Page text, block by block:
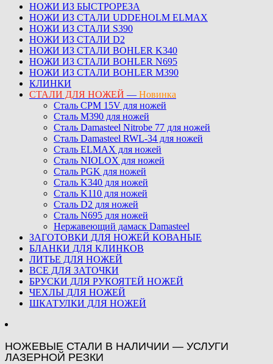
НОЖИ ИЗ БЫСТРОРЕЗА
НОЖИ ИЗ СТАЛИ UDDEHOLM ELMAX
НОЖИ ИЗ СТАЛИ S390
НОЖИ ИЗ СТАЛИ D2
НОЖИ ИЗ СТАЛИ BOHLER K340
НОЖИ ИЗ СТАЛИ BOHLER N695
НОЖИ ИЗ СТАЛИ BOHLER M390
КЛИНКИ
СТАЛИ ДЛЯ НОЖЕЙ — Новинка
Сталь CPM 15V для ножей
Сталь M390 для ножей
Сталь Damasteel Nitrobe 77 для ножей
Сталь Damasteel RWL-34 для ножей
Сталь ELMAX для ножей
Сталь NIOLOX для ножей
Сталь PGK для ножей
Сталь K340 для ножей
Сталь K110 для ножей
Сталь D2 для ножей
Сталь N695 для ножей
Нержавеющий дамаск Damasteel
ЗАГОТОВКИ ДЛЯ НОЖЕЙ КОВАНЫЕ
БЛАНКИ ДЛЯ КЛИНКОВ
ЛИТЬЕ ДЛЯ НОЖЕЙ
ВСЕ ДЛЯ ЗАТОЧКИ
БРУСКИ ДЛЯ РУКОЯТЕЙ НОЖЕЙ
ЧЕХЛЫ ДЛЯ НОЖЕЙ
ШКАТУЛКИ ДЛЯ НОЖЕЙ
НОЖЕВЫЕ СТАЛИ В НАЛИЧИИ — УСЛУГИ
ЛАЗЕРНОЙ РЕЗКИ